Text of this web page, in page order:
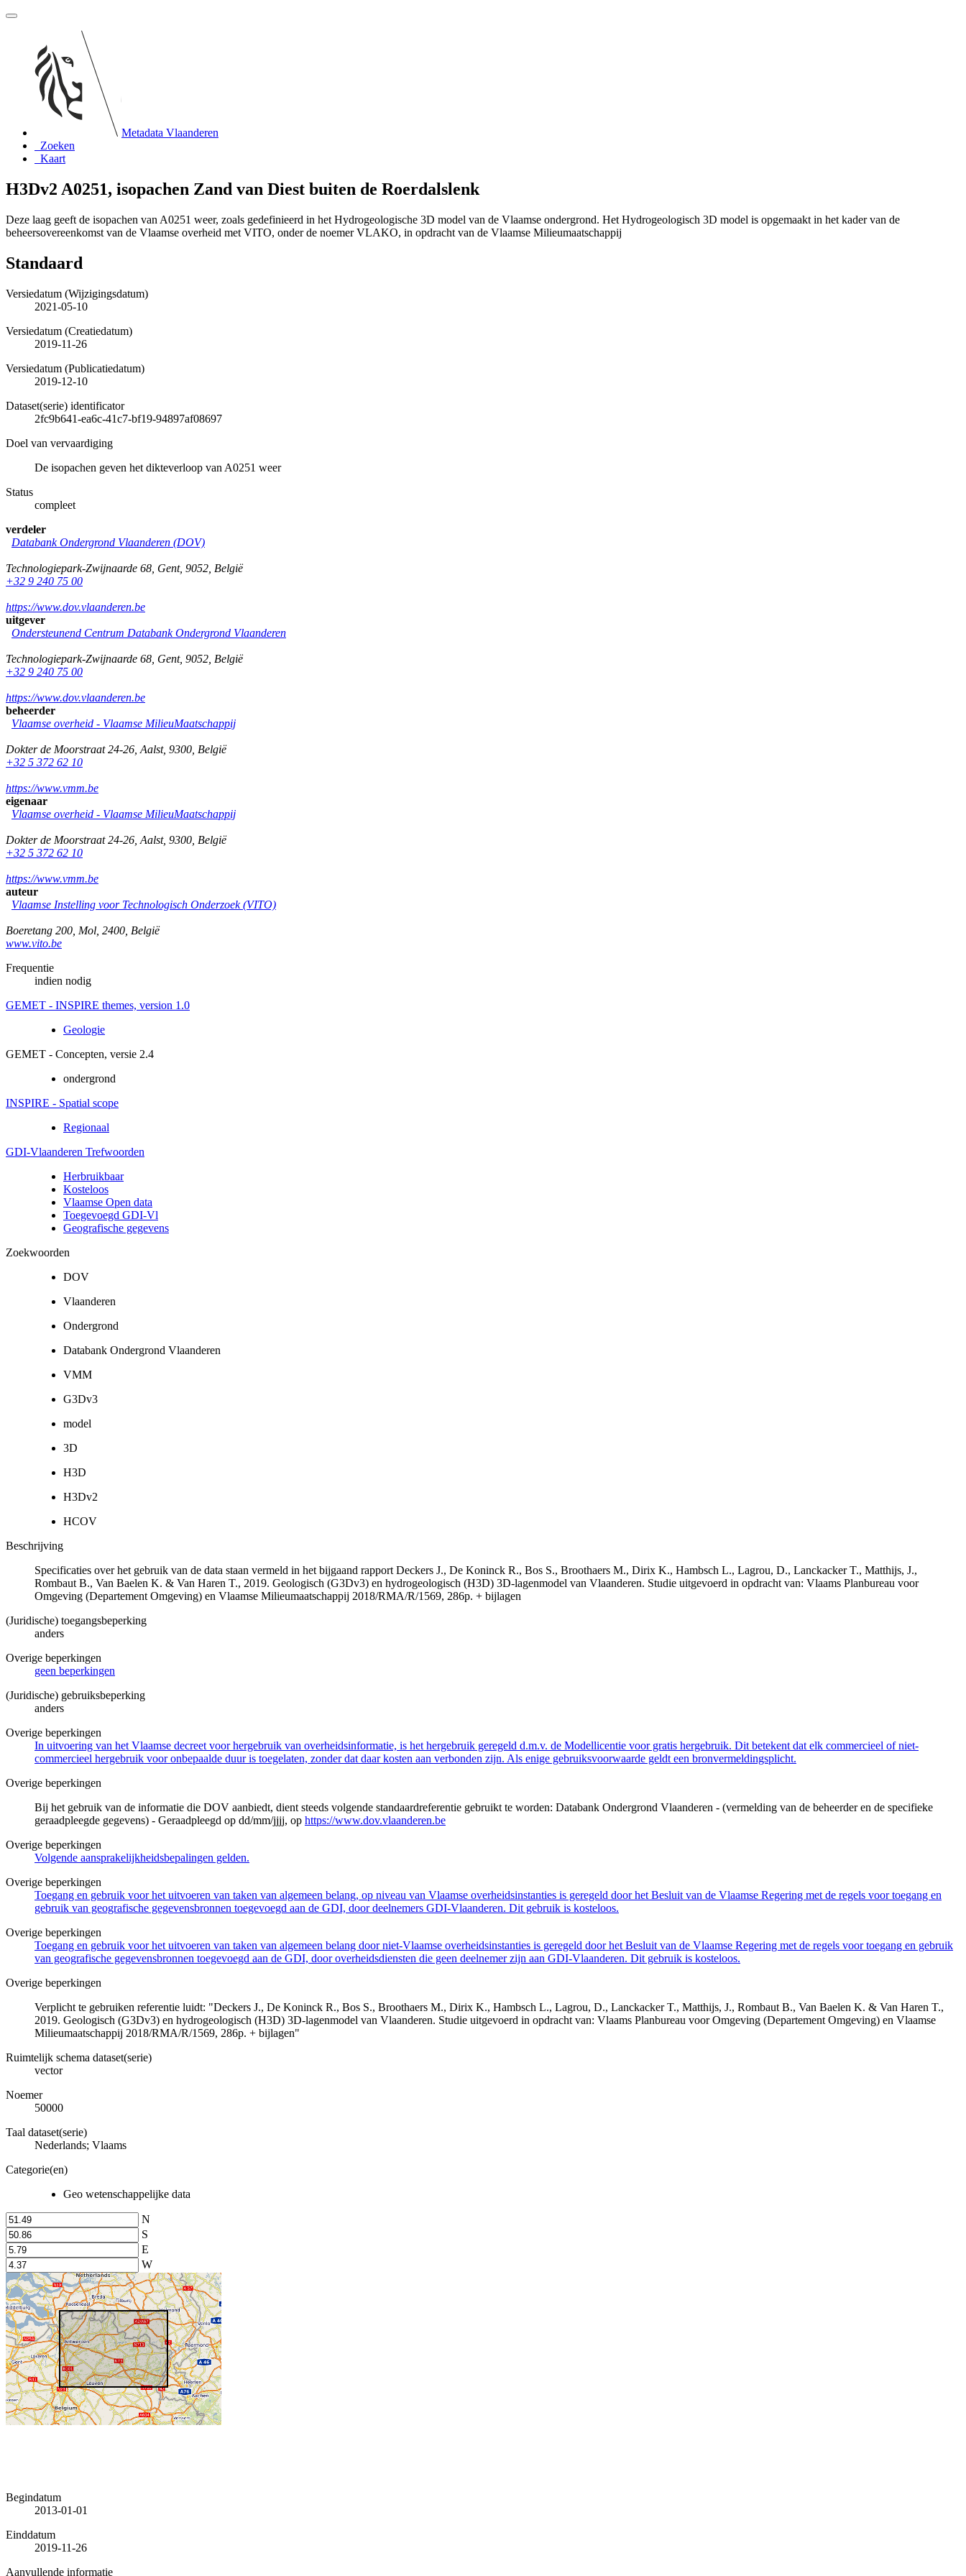
Metadata Vlaanderen
Zoeken
Kaart
H3Dv2 A0251, isopachen Zand van Diest buiten de Roerdalslenk
Deze laag geeft de isopachen van A0251 weer, zoals gedefinieerd in het Hydrogeologische 3D model van de Vlaamse ondergrond. Het Hydrogeologisch 3D model is opgemaakt in het kader van de
beheersovereenkomst van de Vlaamse overheid met VITO, onder de noemer VLAKO, in opdracht van de Vlaamse Milieumaatschappij
Standaard
Versiedatum (Wijzigingsdatum)
2021-05-10
Versiedatum (Creatiedatum)
2019-11-26
Versiedatum (Publicatiedatum)
2019-12-10
Dataset(serie) identificator
2fc9b641-ea6c-41c7-bf19-94897af08697
Doel van vervaardiging
De isopachen geven het dikteverloop van A0251 weer
Status
compleet
verdeler
Databank Ondergrond Vlaanderen (DOV)
Technologiepark-Zwijnaarde 68 Gent, 9052 België
+32 9 240 75 00
https://www.dov.vlaanderen.be
uitgever
Ondersteunend Centrum Databank Ondergrond Vlaanderen
Technologiepark-Zwijnaarde 68 Gent, 9052 België
+32 9 240 75 00
https://www.dov.vlaanderen.be
beheerder
Vlaamse overheid - Vlaamse MilieuMaatschappij
Dokter de Moorstraat 24-26 Aalst, 9300 België
+32 5 372 62 10
https://www.vmm.be
eigenaar
Vlaamse overheid - Vlaamse MilieuMaatschappij
Dokter de Moorstraat 24-26 Aalst, 9300 België
+32 5 372 62 10
https://www.vmm.be
auteur
Vlaamse Instelling voor Technologisch Onderzoek (VITO)
Boeretang 200 Mol 2400 België
www.vito.be
Frequentie
indien nodig
GEMET - INSPIRE themes, version 1.0
Geologie
GEMET - Concepten, versie 2.4
ondergrond
INSPIRE - Spatial scope
Regionaal
GDI-Vlaanderen Trefwoorden
Herbruikbaar
Kosteloos
Vlaamse Open data
Toegevoegd GDI-Vl
Geografische gegevens
Zoekwoorden
DOV
Vlaanderen
Ondergrond
Databank Ondergrond Vlaanderen
VMM
G3Dv3
model
3D
H3D
H3Dv2
HCOV
Beschrijving
Specificaties over het gebruik van de data staan vermeld in het bijgaand rapport Deckers J., De Koninck R., Bos S., Broothaers M., Dirix K., Hambsch L., Lagrou, D., Lanckacker T., Matthijs, J.,
Rombaut B., Van Baelen K. & Van Haren T., 2019. Geologisch (G3Dv3) en hydrogeologisch (H3D) 3D-lagenmodel van Vlaanderen. Studie uitgevoerd in opdracht van: Vlaams Planbureau voor
Omgeving (Departement Omgeving) en Vlaamse Milieumaatschappij 2018/RMA/R/1569, 286p. + bijlagen
(Juridische) toegangsbeperking
anders
Overige beperkingen
geen beperkingen
(Juridische) gebruiksbeperking
anders
Overige beperkingen
In uitvoering van het Vlaamse decreet voor hergebruik van overheidsinformatie, is het hergebruik geregeld d.m.v. de Modellicentie voor gratis hergebruik. Dit betekent dat elk commercieel of niet-
commercieel hergebruik voor onbepaalde duur is toegelaten, zonder dat daar kosten aan verbonden zijn. Als enige gebruiksvoorwaarde geldt een bronvermeldingsplicht.
Overige beperkingen
Bij het gebruik van de informatie die DOV aanbiedt, dient steeds volgende standaardreferentie gebruikt te worden: Databank Ondergrond Vlaanderen - (vermelding van de beheerder en de specifieke
geraadpleegde gegevens) - Geraadpleegd op dd/mm/jjjj, op https://www.dov.vlaanderen.be
Overige beperkingen
Volgende aansprakelijkheidsbepalingen gelden.
Overige beperkingen
Toegang en gebruik voor het uitvoeren van taken van algemeen belang, op niveau van Vlaamse overheidsinstanties is geregeld door het Besluit van de Vlaamse Regering met de regels voor toegang en
gebruik van geografische gegevensbronnen toegevoegd aan de GDI, door deelnemers GDI-Vlaanderen. Dit gebruik is kosteloos.
Overige beperkingen
Toegang en gebruik voor het uitvoeren van taken van algemeen belang door niet-Vlaamse overheidsinstanties is geregeld door het Besluit van de Vlaamse Regering met de regels voor toegang en gebruik
van geografische gegevensbronnen toegevoegd aan de GDI, door overheidsdiensten die geen deelnemer zijn aan GDI-Vlaanderen. Dit gebruik is kosteloos.
Overige beperkingen
Verplicht te gebruiken referentie luidt: "Deckers J., De Koninck R., Bos S., Broothaers M., Dirix K., Hambsch L., Lagrou, D., Lanckacker T., Matthijs, J., Rombaut B., Van Baelen K. & Van Haren T.,
2019. Geologisch (G3Dv3) en hydrogeologisch (H3D) 3D-lagenmodel van Vlaanderen. Studie uitgevoerd in opdracht van: Vlaams Planbureau voor Omgeving (Departement Omgeving) en Vlaamse
Milieumaatschappij 2018/RMA/R/1569, 286p. + bijlagen"
Ruimtelijk schema dataset(serie)
vector
Noemer
50000
Taal dataset(serie)
Nederlands; Vlaams
Categorie(en)
Geo wetenschappelijke data
N
S
E
W
Begindatum
2013-01-01
Einddatum
2019-11-26
Aanvullende informatie